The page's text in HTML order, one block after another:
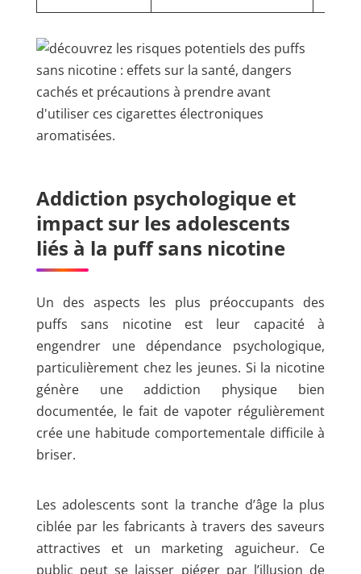
Addiction psychologique et
impact sur les adolescents
liés à la puff sans nicotine
Un des aspects les plus préoccupants des
puffs sans nicotine est leur capacité à
engendrer une dépendance psychologique,
particulièrement chez les jeunes. Si la nicotine
génère une addiction physique bien
documentée, le fait de vapoter régulièrement
crée une habitude comportementale difficile à
briser.
Les adolescents sont la tranche d’âge la plus
ciblée par les fabricants à travers des saveurs
attractives et un marketing aguicheur. Ce
public peut se laisser piéger par l’illusion de